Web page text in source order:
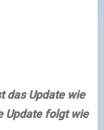
das Update wie
Update folgt wie